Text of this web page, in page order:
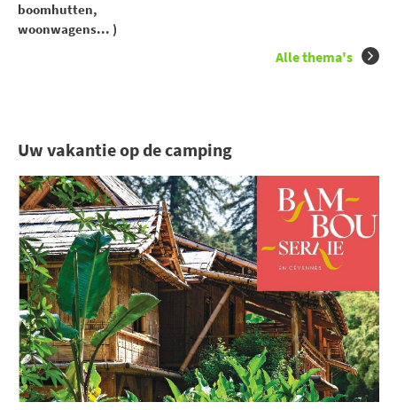
boomhutten,
woonwagens... )
Alle thema's
Uw vakantie op de camping